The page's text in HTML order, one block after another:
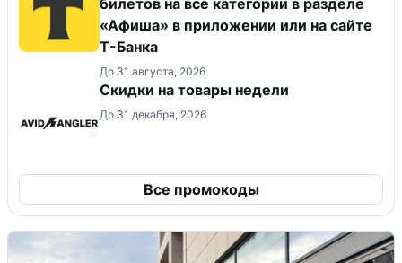
«Афиша» в приложении или на сайте
Т-Банка
До 31 августа, 2026
Скидки на товары недели
До 31 декабря, 2026
Все промокоды